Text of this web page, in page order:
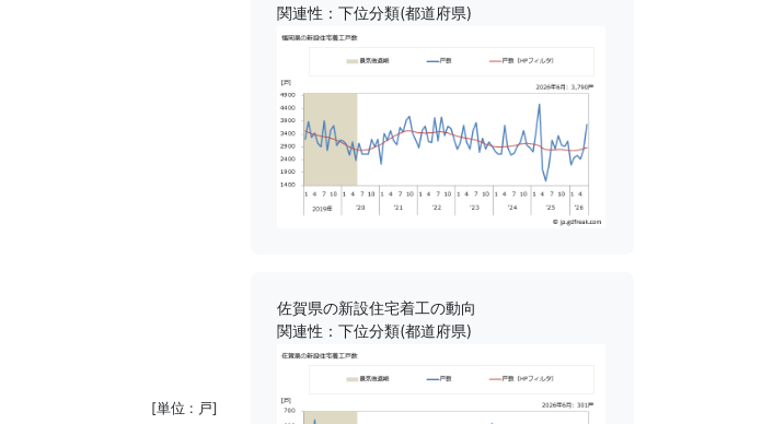
[単位 : 戸]
関連性：下位分類(都道府県)
佐賀県の新設住宅着工の動向
関連性：下位分類(都道府県)